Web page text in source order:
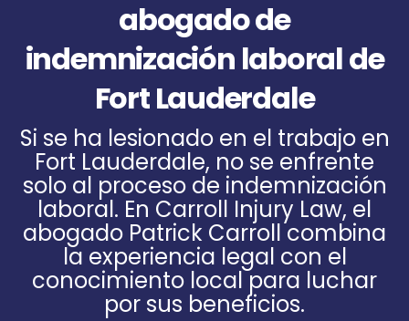
abogado de
indemnización laboral de
Fort Lauderdale
Si se ha lesionado en el trabajo en
Fort Lauderdale, no se enfrente
solo al proceso de indemnización
laboral. En Carroll Injury Law, el
abogado Patrick Carroll combina
la experiencia legal con el
conocimiento local para luchar
por sus beneficios.